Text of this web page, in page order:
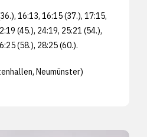
16:13, 16:15 (37.), 17:15,
(45.), 24:19, 25:21 (54.),
(58.), 28:25 (60.).
Neumünster)